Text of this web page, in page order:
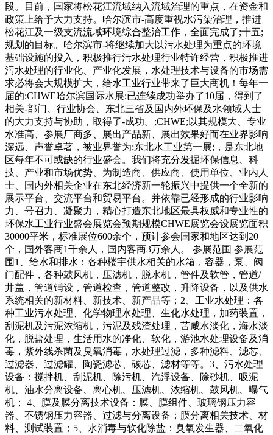
段。目前，国家将松花江流域纳入流域治理的重点，在资金和
政策上给予大力支持。哈尔滨市-高度重视水污染治理，推进
松花江及一级支流流域环境综合整治工作，全面完成了;十五;
规划的目标。哈尔滨市-将继续加大以污水处理为重点的环境
基础设施的投入，积极推行污水处理行业特许经营，积极推进
污水处理的行业化、产业化发展，水处理技术与设备的市场需
求必将会大规模扩大，给水工业行业带来了巨大商机！每年一
届的;CHWE哈尔滨国际水展;已连续成功举办了10届，得到了
相关-部门、行业协会、东北三省及国内外环保及水领域人士
的大力支持与协助，取得了-成功。;CHWE;以其规模大、专业
水准高、参展厂商多、展出产品新、展出效果好而在业界影响
深远、声誉卓著，被业界誉为;东北水工业第一展;，是东北地
区每年不可或缺的行业盛会。我们将充分发掘环保信息、科
技、产业和市场优势、为制造商、供应商、使用单位、业内人
士、国内外相关企业在东北经济新一轮振兴中提供一个全新的
展示平台、交流平台和贸易平台。并依靠已经形成的行业影响
力、号召力、凝聚力，精心打造东北地区最具权威和专业性的
环保水工业行业盛会展览会预期规模CHWE展览会设展览面积
30000平米，标准展位600余个，预计参会国家和地区达到20
个，国外客商1千余人，国内客商3万余人。 参展范围 参展范
围1、给水和排水：各种楼宇供水相关的水箱，容器，泵、阀
门配件，各种鼓风机，压滤机，脱水机，管件及软管，管道/
井盖，管道铺设，管道检查，管道整改，升降设备，以及供水
系统相关的新材料、新技术、新产品等；2、工业水处理：各
种工业污水处理、化学物理水处理、生化水处理，加药装置，
刮泥机及污泥浓缩机，污泥及残渣处理，苦咸水淡化，海水淡
化，脱盐处理，生活用水的净化、软化，游池水处理设备及消
毒，紫外线杀菌及臭氧消毒，水处理过滤，多种滤料、滤芯、
过滤器、过滤罐、陶瓷滤芯、碳芯、滤材等等。3、污水处理
设备：搅拌机、刮泥机、除污机、汽浮设备、除砂机、吸泥
机、油水分离设备、离心机、压滤机、浓缩机、鼓风机、曝气
机； 4、膜及膜分离技术设备：膜、膜组件、玻璃钢压力容
器、不锈钢压力容器、过滤与分离设备；膜分离相关技术、材
料、测试装置；5、水消毒与软化除盐：臭氧发生器、二氧化